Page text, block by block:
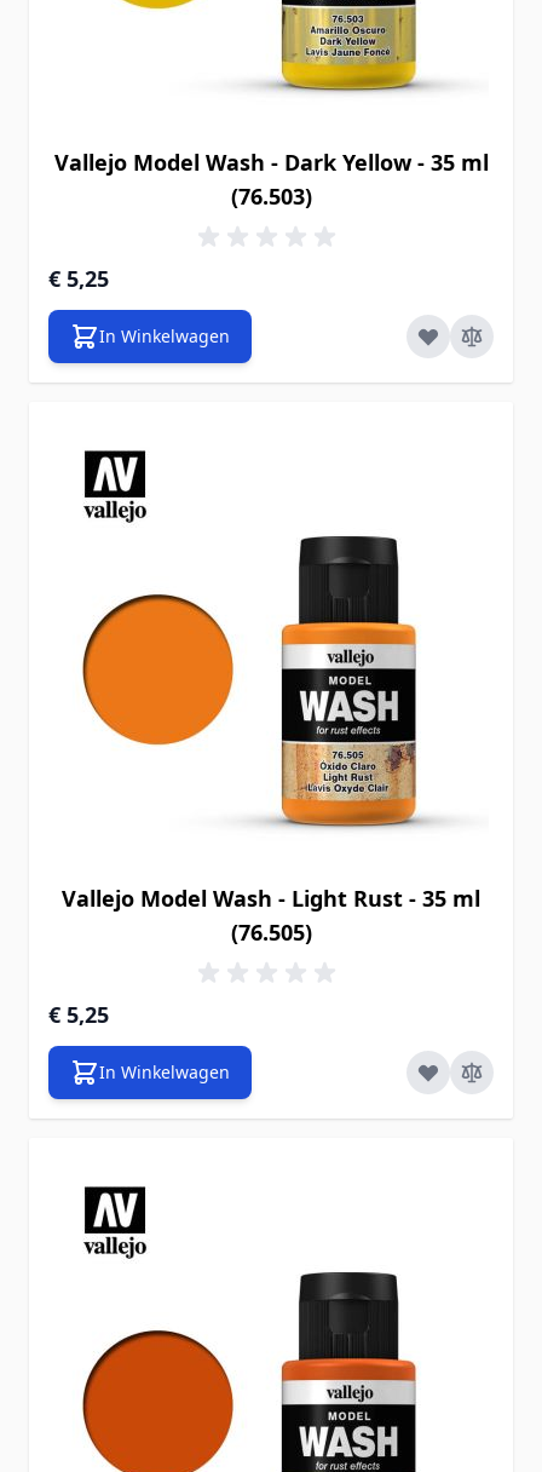
Vallejo Model Wash - Dark Yellow - 35 ml
(76.503)
€ 5,25
In Winkelwagen
Vallejo Model Wash - Light Rust - 35 ml
(76.505)
€ 5,25
In Winkelwagen